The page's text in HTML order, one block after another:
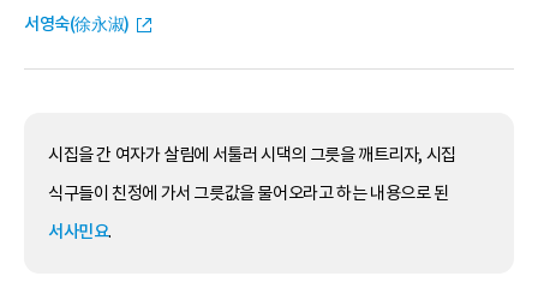
서영숙(徐永淑)
시집을 간 여자가 살림에 서툴러 시댁의 그릇을 깨트리자, 시집
식구들이 친정에 가서 그릇값을 물어오라고 하는 내용으로 된
서사민요.